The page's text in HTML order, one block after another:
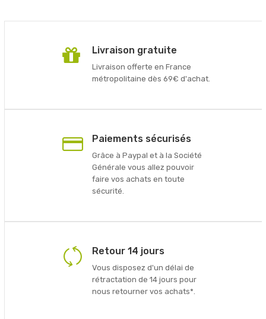
Livraison gratuite
Livraison offerte en France
métropolitaine dès 69€ d'achat.
Paiements sécurisés
Grâce à Paypal et à la Société
Générale vous allez pouvoir
faire vos achats en toute
sécurité.
Retour 14 jours
Vous disposez d'un délai de
rétractation de 14 jours pour
nous retourner vos achats*.